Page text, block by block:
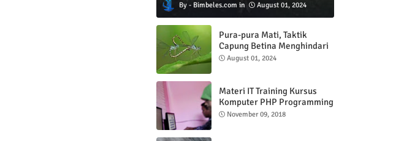
Bimbeles.com August 01, 2024
Pura-pura Mati, Taktik
Capung Betina Menghindari
Pejantan
August 01, 2024
Materi IT Training Kursus
Komputer PHP Programming
& MYSQL basic
November 09, 2018